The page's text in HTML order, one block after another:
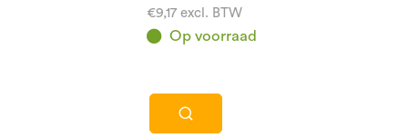
€9,17 excl. BTW
Op voorraad